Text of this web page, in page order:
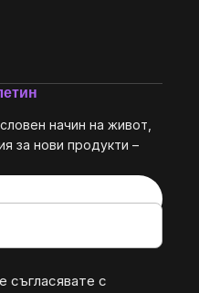
начин на живот,
за нови продукти –
съгласявате с